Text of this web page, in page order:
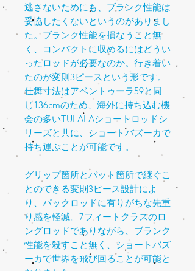
逃さないためにも、ブランク性能は
妥協したくないというのがありまし
た。ブランク性能を損なうこと無
く、コンパクトに収めるにはどうい
ったロッドが必要なのか。行き着い
たのが変則 3ピースという形です。
仕舞寸法はアベントゥーラ59と同
じ136cmのため、海外に持ち込む機
会の多いTULALAショートロッドシ
リーズと共に、ショートバズーカで
持ち運ぶことが可能です。
グリップ箇所とバット箇所で継ぐこ
とのできる変則3ピース設計によ
り、パックロッドに有りがちな先重
り感を軽減。 7フィートクラスのロ
ングロッドでありながら、ブランク
性能を殺すこと無く、ショートバズ
ーカで世界を飛び回ることが可能と